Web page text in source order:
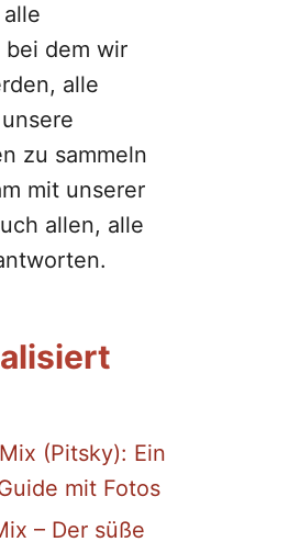
bei dem wir
alle
zu sammeln
mit unserer
allen, alle
(Pitsky): Ein
mit Fotos
– Der süße